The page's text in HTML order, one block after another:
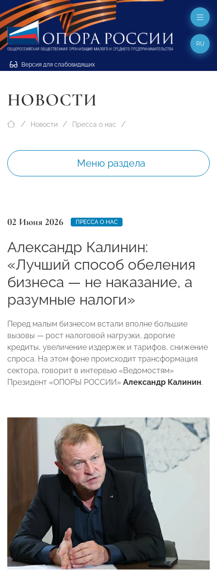
Версия для слабовидящих
RU
НОВОСТИ
Новости Пресса о нас
Меню раздела
02 Июня 2026 ПРЕССА О НАС
Александр Калинин:
«Лучший способ обеления
бизнеса — не наказание, а
разумные налоги»
Перед малым бизнесом встали вполне большие
вызовы — рост налоговой нагрузки, дорогие
кредиты, увеличение издержек и тарифов, снижение
спроса. На этом фоне происходит трансформация
сектора, говорит в интервью «Ведомостям»
Президент «ОПОРЫ РОССИИ» Александр Калинин.